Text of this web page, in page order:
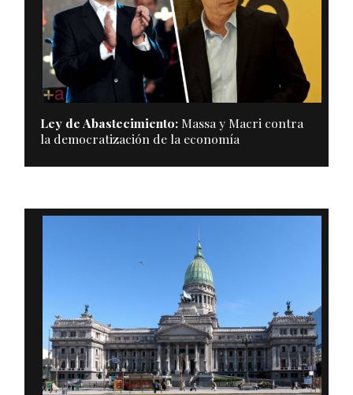
Ley de Abastecimiento:Massa y Macri contra
la democratización de la economía